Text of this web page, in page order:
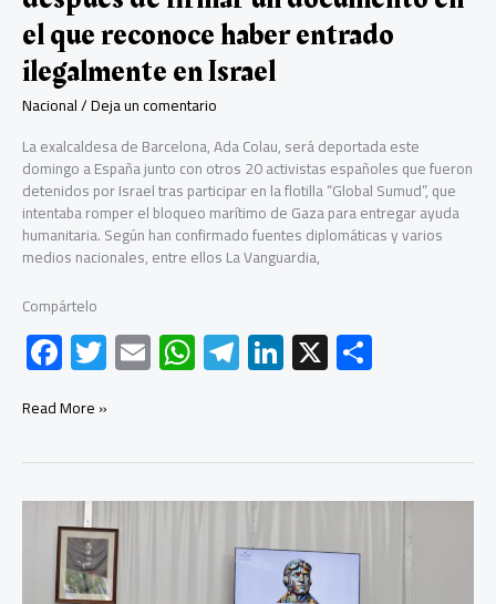
el que reconoce haber entrado
ilegalmente en Israel
Nacional/Deja un comentario
La exalcaldesa de Barcelona, Ada Colau, será deportada este
domingo a España junto con otros 20 activistas españoles que fueron
detenidos por Israel tras participar en la flotilla “Global Sumud”, que
intentaba romper el bloqueo marítimo de Gaza para entregar ayuda
humanitaria. Según han confirmado fuentes diplomáticas y varios
medios nacionales, entre ellos La Vanguardia,
Compártelo
F
ac
e
b
o
ok
T
wi
er
E
m
W
h
s
A
Te
le
a
m
Li
nk
dI
n
X
p
ar
Ada
a
España
después
firmar
Read More »